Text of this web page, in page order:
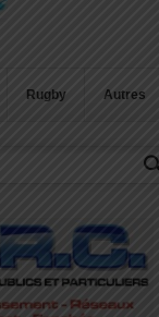
Rugby Autres